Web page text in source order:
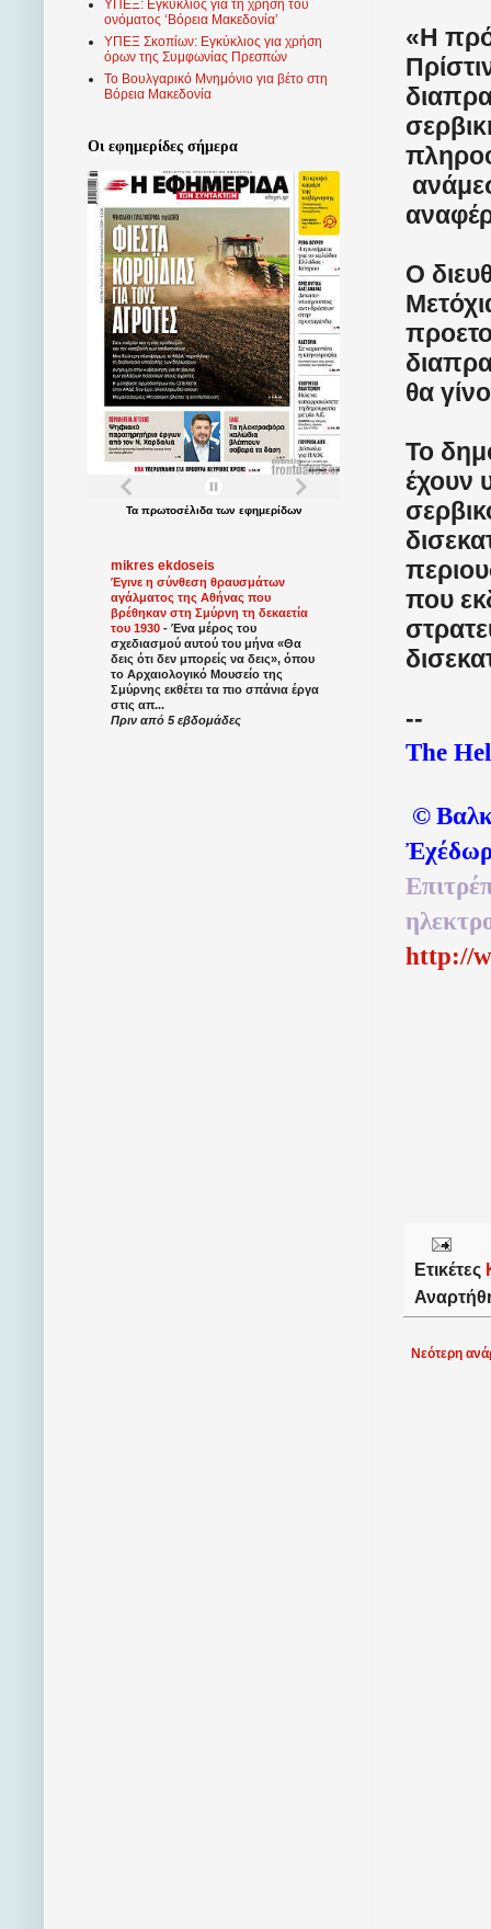
«Η
Ο
θα
Το
έχουν
που
--
The
©
http://
Ετικέτες
Νεότερη
ΥΠΕΞ: Εγκύκλιος για τη χρήση του
ονόματος ‘Βόρεια Μακεδονία’
ΥΠΕΞ Σκοπίων: Εγκύκλιος για χρήση
όρων της Συμφωνίας Πρεσπών
Το Βουλγαρικό Μνημόνιο για βέτο στη
Βόρεια Μακεδονία
Οι εφημερίδες σήμερα
Τα πρωτοσέλιδατων εφημερίδων
mikres ekdoseis
Έγινε η σύνθεση θραυσμάτων
αγάλματος της Αθήνας που
βρέθηκαν στη Σμύρνη τη δεκαετία
του 1930 - Ένα μέρος του
σχεδιασμού αυτού του μήνα «Θα
δεις ότι δεν μπορείς να δεις», όπου
το Αρχαιολογικό Μουσείο της
Σμύρνης εκθέτει τα πιο σπάνια έργα
στις απ...
Πριν από 5 εβδομάδες